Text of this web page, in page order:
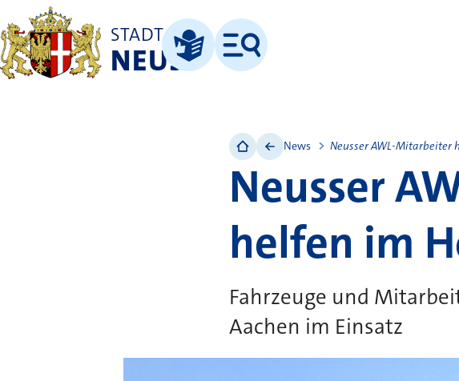
STADT
NEUSSLeichte Sprache
Menü
News Neusser AWL-Mitarbeiter
Neusser
helfen im
Fahrzeuge und
Aachen im Einsatz